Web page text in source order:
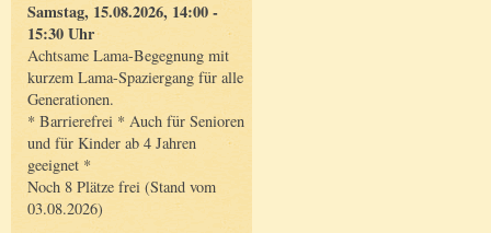
Samstag, 15.08.2026, 14:00 -
15:30 Uhr
Achtsame Lama-Begegnung mit
kurzem Lama-Spaziergang für alle
Generationen.
* Barrierefrei * Auch für Senioren
und für Kinder ab 4 Jahren
geeignet *
Noch 8 Plätze frei (Stand vom
03.08.2026)